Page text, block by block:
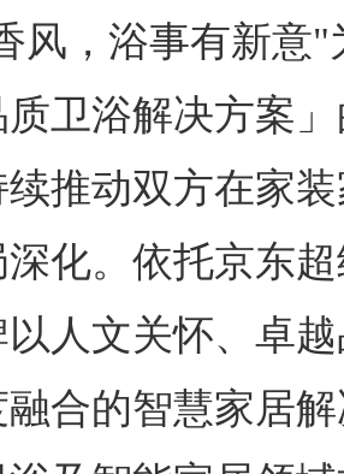
风，浴事有新意"
质卫浴解决方案
推动双方在家
化。依托京东
人文关怀、卓
合的智慧家居